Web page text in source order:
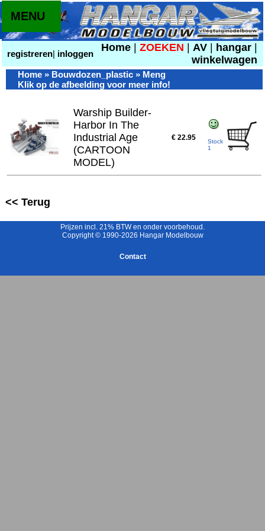
registreren| inloggen
Home ZOEKEN AV hangar
winkelwagen
MENU
Home » Bouwdozen_plastic » Meng
Klik op de afbeelding voor meer info!
Warship Builder-
Harbor In The
Industrial Age
(CARTOON
MODEL)
€ 22.95
Stock
1
<< Terug
Prijzen incl. 21% BTW en onder voorbehoud.
Copyright © 1990-2026 Hangar Modelbouw
Contact